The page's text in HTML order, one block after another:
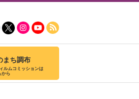
まち調布
ルムコミッションは
から